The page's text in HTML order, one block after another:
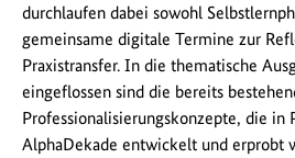
durchlaufen dabei sowohl
gemeinsame digitale Termine zur
Praxistransfer. In die thematische
eingeflossen sind die bereits
Professionalisierungskonzepte, die in
AlphaDekade entwickelt und erprobt